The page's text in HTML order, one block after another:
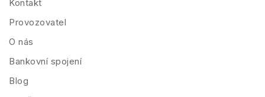
Kontakt
Provozovatel
O nás
Bankovní spojení
Blog